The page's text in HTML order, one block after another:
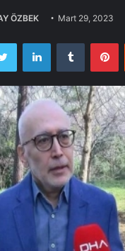
ÖZBEK Mart 29, 2023
Twitter LinkedInTumblr